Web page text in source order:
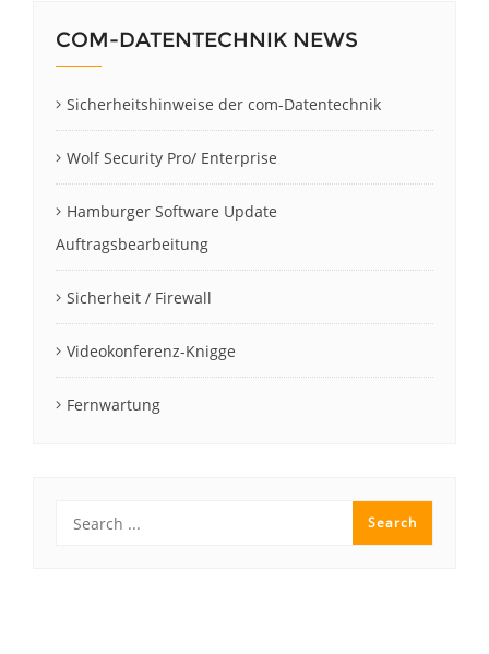
COM-DATENTECHNIK NEWS
Sicherheitshinweise der com-Datentechnik
Wolf Security Pro/ Enterprise
Hamburger Software Update
Auftragsbearbeitung
Sicherheit / Firewall
Videokonferenz-Knigge
Fernwartung